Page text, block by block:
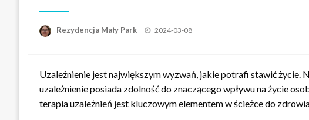
Rezydencja Mały Park
Opublikowane
2024-03-08
Uzależnienie jest największym wyzwań, jakie potrafi stawić życie.
uzależnienie posiada zdolność do znaczącego wpływu na życie
terapia uzależnień jest kluczowym elementem w ścieżce do